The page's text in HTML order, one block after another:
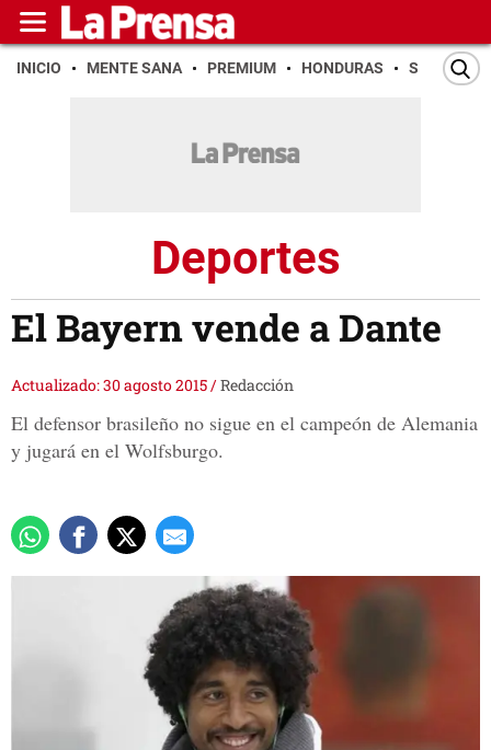
INICIO MENTE SANA PREMIUM HONDURAS SAN PEDRO
Deportes
El Bayern vende a Dante
Actualizado: 30 agosto 2015/Redacción
El defensor brasileño no sigue en el campeón de Alemania
y jugará en el Wolfsburgo.